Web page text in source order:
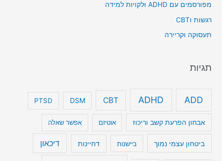
מפורסמים עם ADHD ולקויות למידה
רגשות וCBT
תעסוקה וקריירה
תגיות
ADD
ADHD
CBT
DSM
PTSD
אבחון הפרעת קשב וריכוז אוטיזם אפשר שאלה
ביטחון עצמי נמוך ביישנות דחיינות דיכאון